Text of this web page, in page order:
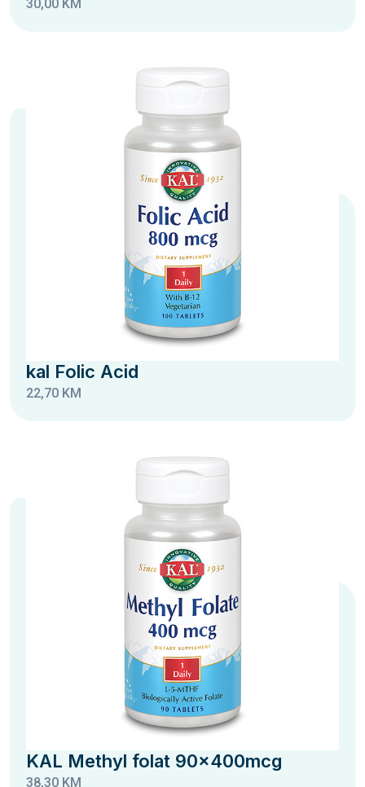
30,00 KM
kal Folic Acid
22,70 KM
KAL Methyl folat 90x400mcg
38,30 KM